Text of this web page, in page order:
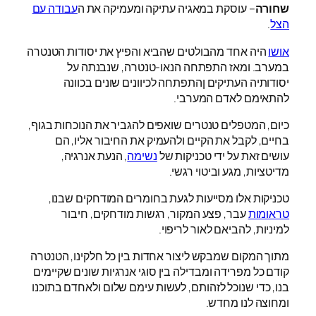
שחורה– עוסקת במאגיה עתיקה ומעמיקה את העבודה עם
הצל.
אושוהיה אחד מהבולטים שהביא והפיץ את יסודות הטנטרה
במערב. ומאז התפתחה הנאו-טנטרה, שנבנתה על
יסודותיה העתיקים ןהתפתחה לכיוונים שונים בכוונה
להתאימם לאדם המערבי.
כיום, המטפלים טנטרים שואפים להגביר את הנוכחות בגוף,
בחיים, לקבל את הקיים ולהעמיק את החיבור אליו, הם
עושים זאת על ידי טכניקות שלנשימה, הנעת אנרגיה,
מדיטציות, מגע וביטוי רגשי.
טכניקות אלו מסייעות לגעת בחומרים המודחקים שבנו,
טראומותעבר, פצע המקור, רגשות מודחקים, חיבור
למיניות, להביאם לאור לריפוי.
מתוך המקום שמבקש ליצור אחדות בין כל חלקינו, הטנטרה
קודם כל מפרידה ומבדילה בין סוגי אנרגיות שונים שקיימים
בנו, כדי שנוכל לזהותם, לעשות עימם שלום ולאחדם בתוכנו
ומחוצה לנו מחדש.